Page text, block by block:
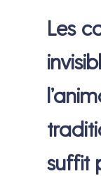
Les
suffit